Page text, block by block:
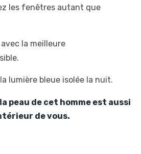
les fenêtres autant que
la meilleure
lumière bleue isolée la nuit.
peau de cet homme est aussi
de vous.